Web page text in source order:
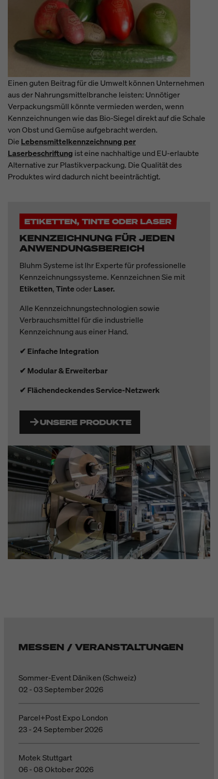
Einen guten Beitrag für die Umwelt können Unternehmen
aus der Nahrungsmittelbranche leisten: Unnötiger
Verpackungsmüll könnte vermieden werden, wenn
Kennzeichnungen wie das Bio-Siegel direkt auf die Schale
von Obst und Gemüse aufgebracht werden.
Die Lebensmittelkennzeichnung per
Laserbeschriftung ist eine nachhaltige und EU-erlaubte
Alternative zur Plastikverpackung. Die Qualität des
Produktes wird dadurch nicht beeinträchtigt.
ETIKETTEN, TINTE ODER LASER
KENNZEICHNUNG FÜR JEDEN
ANWENDUNGSBEREICH
Bluhm Systeme ist Ihr Experte für professionelle
Kennzeichnungssysteme. Kennzeichnen Sie mit
Etiketten,TinteoderLaser.
Alle Kennzeichnungstechnologien sowie
Verbrauchsmittel für die industrielle
Kennzeichnung aus einer Hand.
✔ Einfache Integration
✔ Modular & Erweiterbar
✔ Flächendeckendes Service-Netzwerk
UNSERE PRODUKTE
MESSEN / VERANSTALTUNGEN
Sommer-Event Däniken (Schweiz)
02 - 03 September 2026
Parcel+Post Expo London
23 - 24 September 2026
Motek Stuttgart
06 - 08 Oktober 2026